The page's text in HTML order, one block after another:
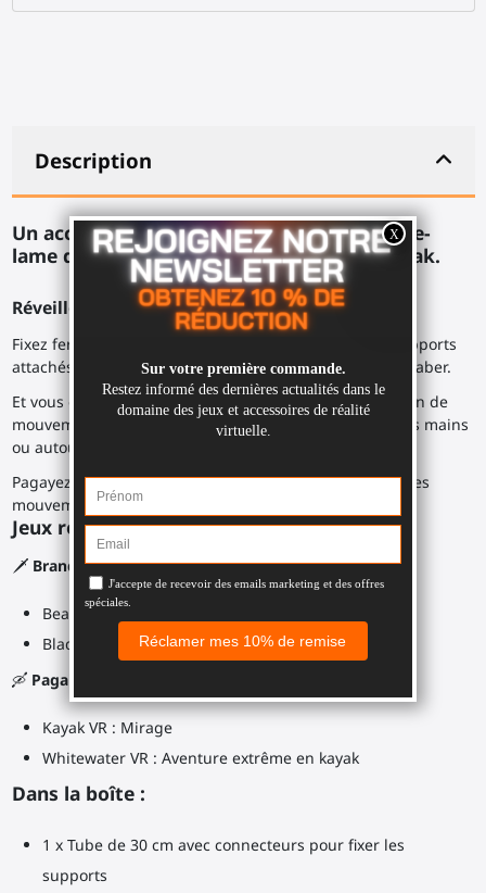
Description
Un accessoires Valve Index pour une double-
lame dans BeatSaber ou les jeux VR de Kayak.
Réveillez le guerrier en vous.
Fixez fermement vos manettes Valve Index dans les supports
attachés, avec les sangles autour de l’armature du ProSaber.
Et vous êtes prêt à libérer votre style dans une explosion de
mouvements, en faisant tournoyer le ProSaber dans vos mains
ou autour de vous, pour trancher les cubes.
Pagayez comme un fou dans votre kayak virtuel, avec des
mouvements réalistes sans vous faire mal aux épaules.
Jeux recommandés :
🗡️ Brandissez votre ProSaber double lame dans:
Beat Saber
Blade and Sorcery
🛶 Pagaiez comme un pro dans
Kayak VR : Mirage
Whitewater VR : Aventure extrême en kayak
Dans la boîte :
1 x Tube de 30 cm avec connecteurs pour fixer les
supports